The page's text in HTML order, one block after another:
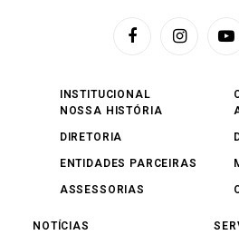
FacebookInstagram
INSTITUCIONAL
NOSSA HISTÓRIA
DIRETORIA
ENTIDADES PARCEIRAS
ASSESSORIAS
NOTÍCIAS